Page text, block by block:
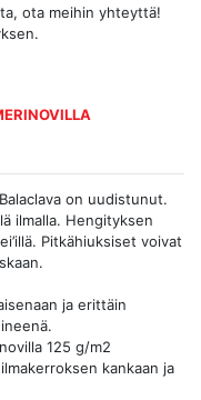
ota meihin yhteyttä!
on uudistunut.
ilmalla. Hengityksen
Pitkähiuksiset voivat
ja erittäin
125 g/m2
kankaan ja